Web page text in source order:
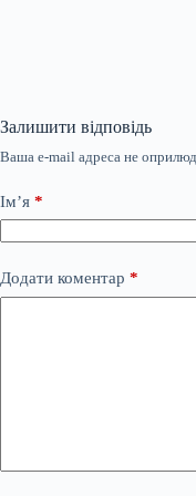
Залишити відповідь
Ваша e-mail адреса не
Ім’я *
Додати коментар *